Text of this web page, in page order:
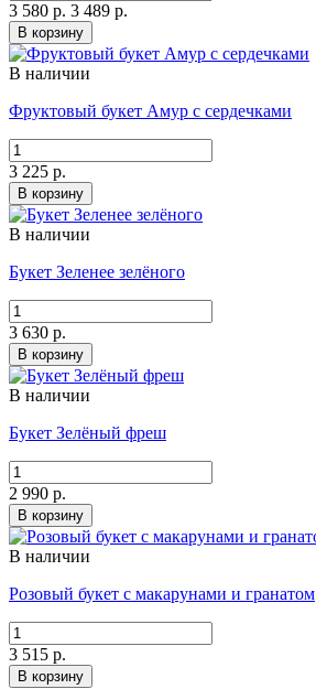
3 580 р. 3 489 р.
В корзину
В наличии
Фруктовый букет Амур с сердечками
3 225 р.
В корзину
В наличии
Букет Зеленее зелёного
3 630 р.
В корзину
В наличии
Букет Зелёный фреш
2 990 р.
В корзину
В наличии
Розовый букет с макарунами и гранатом
3 515 р.
В корзину